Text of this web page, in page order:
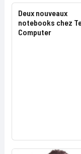
Deux nouveaux
notebooks chez
Computer